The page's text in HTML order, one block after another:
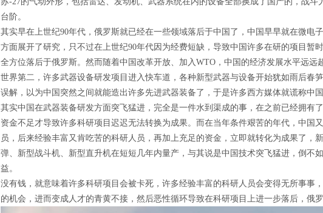
台阶。
其实早在上世纪90年代，俄罗斯就已经在一些领域落后于中国了，中国早早就在微电
方面展开了研究，只不过在上世纪90年代因为经费短缺，导致中国许多在研的项目暂
全方位落后于俄罗斯。然而随着中国改革开放、加入WTO，中国的经济发展水平远远
世界第二，许多武器设备研发项目进入快车道，各种新型武器与设备开始犹如雨后春
误解，以为中国突然之间就能造出许多先进武器装备了，于是许多西方媒体就谎称中
其实中国在武器装备研发方面突飞猛进，完全是一件水到渠成的事，在之前已经拥有
资金不足才导致许多科研项目迟迟无法转换为成果。而在当年条件艰苦的年代，中国
员，后来经验丰富又肯吃苦的科研人员，再加上充足的资金，立即就转化为成果了，
弹、新型战斗机、新型直升机在短短几年内量产，与其说是中国技术突飞猛进，倒不
益。
没有钱，就意味着许多科研项目会被卡死，许多经验丰富的科研人员会变得无所事事
的机会，进而变成人才的青黄不接，然后恶性循环导致在科研项目上进一步落后，俄